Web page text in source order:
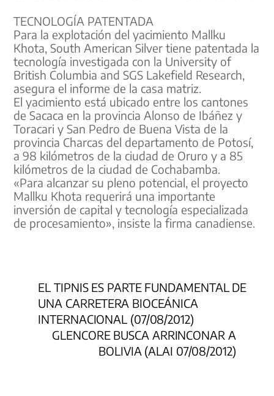
TECNOLOGÍA PATENTADA
Para la explotación del yacimiento Mallku
Khota, South American Silver tiene patentada la
tecnología investigada con la University of
British Columbia and SGS Lakefield Research,
asegura el informe de la casa matriz.
El yacimiento está ubicado entre los cantones
de Sacaca en la provincia Alonso de Ibáñez y
Toracari y San Pedro de Buena Vista de la
provincia Charcas del departamento de Potosí,
a 98 kilómetros de la ciudad de Oruro y a 85
kilómetros de la ciudad de Cochabamba.
«Para alcanzar su pleno potencial, el proyecto
Mallku Khota requerirá una importante
inversión de capital y tecnología especializada
de procesamiento», insiste la firma canadiense.
EL TIPNIS ES PARTE FUNDAMENTAL DE
UNA CARRETERA BIOCEÁNICA
INTERNACIONAL (07/08/2012)
GLENCORE BUSCA ARRINCONAR A
BOLIVIA (ALAI 07/08/2012)